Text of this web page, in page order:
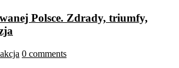
Polsce. Zdrady, triumfy,
0 comments